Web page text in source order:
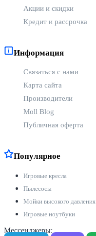
Акции и скидки
Кредит и рассрочка
Информация
Связаться с нами
Карта сайта
Производители
Moll Blog
Публичная оферта
Популярное
Игровые кресла
Пылесосы
Мойки высокого давления
Игровые ноутбуки
Мессенджеры: